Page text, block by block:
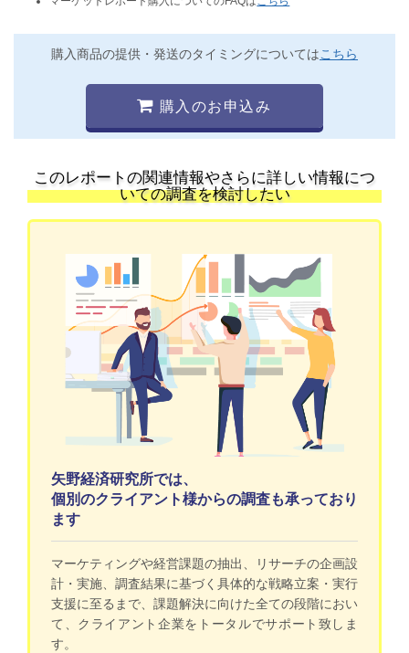
購入商品の提供・発送のタイミングについてはこちら
購入のお申込み
このレポートの関連情報やさらに詳しい情報につ
いての調査を検討したい
矢野経済研究所では、
個別のクライアント様からの調査も承っており
ます
マーケティングや経営課題の抽出、リサーチの企画設
計・実施、調査結果に基づく具体的な戦略立案・実行
支援に至るまで、課題解決に向けた全ての段階におい
て、クライアント企業をトータルでサポート致しま
す。